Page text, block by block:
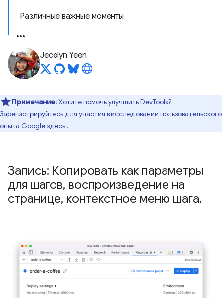
Различные важные моменты
Jecelyn Yeen
Примечание:Хотите помочь улучшить DevTools?
Зарегистрируйтесь для участия висследовании пользовательского
опыта Google здесь .
Запись: Копировать как параметры
для шагов, воспроизведение на
странице, контекстное меню шага.